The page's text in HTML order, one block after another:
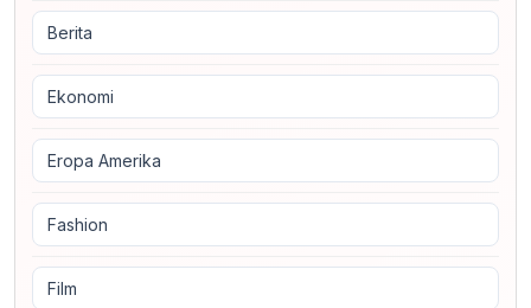
Berita
Ekonomi
Eropa Amerika
Fashion
Film